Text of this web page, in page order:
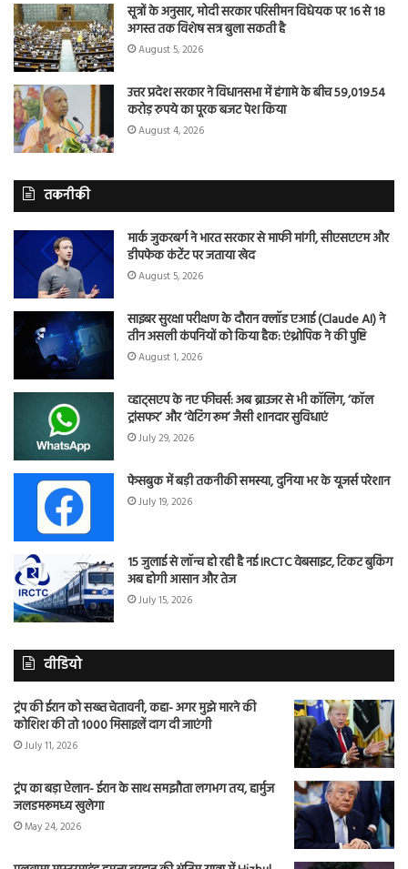
सूत्रों के अनुसार, मोदी सरकार परिसीमन विधेयक पर 16 से 18
अगस्त तक विशेष सत्र बुला सकती है
August 5, 2026
उत्तर प्रदेश सरकार ने विधानसभा में हंगामे के बीच 59,019.54
करोड़ रुपये का पूरक बजट पेश किया
August 4, 2026
तकनीकी
मार्क जुकरबर्ग ने भारत सरकार से माफी मांगी, सीएसएएम और
डीपफेक कंटेंट पर जताया खेद
August 5, 2026
साइबर सुरक्षा परीक्षण के दौरान क्लॉड एआई (Claude AI) ने
तीन असली कंपनियों को किया हैक: एंथ्रोपिक ने की पुष्टि
August 1, 2026
व्हाट्सएप के नए फीचर्स: अब ब्राउजर से भी कॉलिंग, ‘कॉल
ट्रांसफर’ और ‘वेटिंग रूम’ जैसी शानदार सुविधाएं
July 29, 2026
फेसबुक में बड़ी तकनीकी समस्या, दुनिया भर के यूजर्स परेशान
July 19, 2026
15 जुलाई से लॉन्च हो रही है नई IRCTC वेबसाइट, टिकट बुकिंग
अब होगी आसान और तेज
July 15, 2026
वीडियो
ट्रंप की ईरान को सख्त चेतावनी, कहा- अगर मुझे मारने की
कोशिश की तो 1000 मिसाइलें दाग दी जाएंगी
July 11, 2026
ट्रंप का बड़ा ऐलान- ईरान के साथ समझौता लगभग तय, हार्मुज
जलडमरूमध्य खुलेगा
May 24, 2026